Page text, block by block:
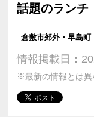
話題のランチ
倉敷市郊外・早島町
情報掲載日：
※最新の情報とは異